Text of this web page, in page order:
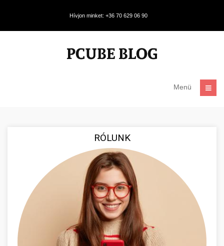
Hívjon minket: +36 70 629 06 90
Menü
RÓLUNK